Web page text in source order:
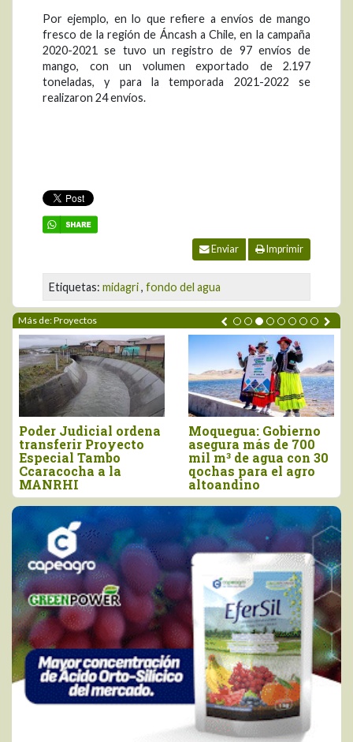
Por ejemplo, en lo que refiere a envíos de mango
fresco de la región de Áncash a Chile, en la campaña
2020-2021 se tuvo un registro de 97 envíos de
mango, con un volumen exportado de 2.197
toneladas, y para la temporada 2021-2022 se
realizaron 24 envíos.
Enviar Imprimir
Etiquetas: midagri, fondo del agua
Más de: Proyectos
La Libertad: con
inversión de S/. 54.4
millones, inauguran
CITEagroindustrial
Chavimochic
La Libertad y
Lambayeque:
impulsan obras para
ampliar frontera
agrícola